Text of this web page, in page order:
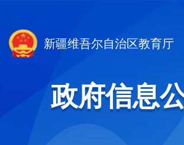
新疆维吾尔自治区教育厅
政府信息